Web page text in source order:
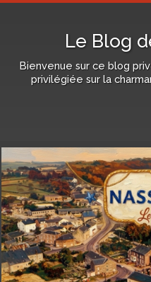
Le Blog
Bienvenue sur ce blog
privilégiée sur la